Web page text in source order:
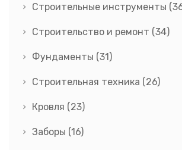
Строительные инструменты
Строительство и ремонт (34)
Фундаменты (31)
Строительная техника (26)
Кровля (23)
Заборы (16)